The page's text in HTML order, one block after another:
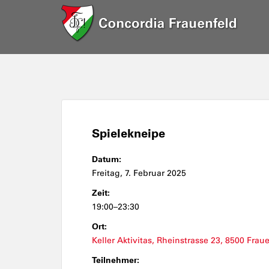
Spielekneipe
Datum:
Freitag, 7. Februar 2025
Zeit:
19:00–23:30
Ort:
Keller Aktivitas, Rheinstrasse 23, 8500
Teilnehmer: